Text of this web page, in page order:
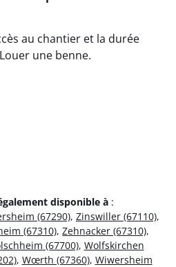
au chantier et la durée
une benne.
disponible à :
(67290), Zinswiller (67110),
(67310), Zehnacker (67310),
(67700), Wolfskirchen
, Wœrth (67360), Wiwersheim